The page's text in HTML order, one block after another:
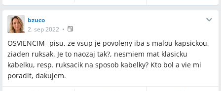
bzuco
2. sep 2022 •
OSVIENCIM- pisu, ze vsup je povoleny iba s malou kapsickou,
ziaden ruksak. Je to naozaj tak?, nesmiem mat klasicku
kabelku, resp. ruksacik na sposob kabelky? Kto bol a vie mi
poradit, dakujem.